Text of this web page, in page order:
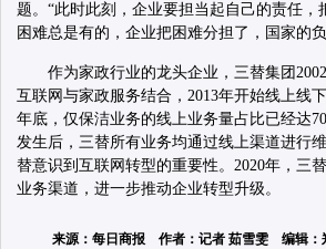
题。“此时此刻，企业要担当起自己的责任，
困难总是有的，企业把困难分担了，国家的
作为家政行业的龙头企业，三替集团
互联网与家政服务结合，2013年开始线上线
年底，仅保洁业务的线上业务量占比已经达
发生后，三替所有业务均通过线上渠道进行
替意识到互联网转型的重要性。2020年，三
业务渠道，进一步推动企业转型升级。
来源：每日商报 作者：记者 茹雪雯 编辑